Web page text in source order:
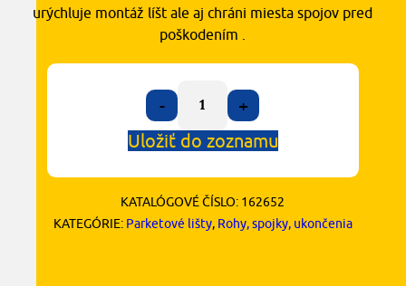
urýchluje montáž líšt ale aj chráni miesta spojov pred
poškodením .
-
+
Uložiť do zoznamu
KATALÓGOVÉ ČÍSLO: 162652
KATEGÓRIE: Parketové lišty, Rohy, spojky, ukončenia